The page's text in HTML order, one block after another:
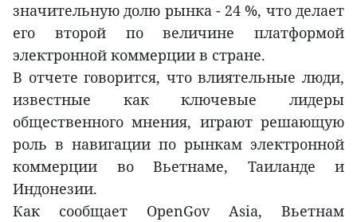
значительную долю рынка - 24 %, что делает
его второй по величине платформой
электронной коммерции в стране.
В отчете говорится, что влиятельные люди,
известные как ключевые лидеры
общественного мнения, играют решающую
роль в навигации по рынкам электронной
коммерции во Вьетнаме, Таиланде и
Индонезии.
Как сообщает OpenGov Asia, Вьетнам